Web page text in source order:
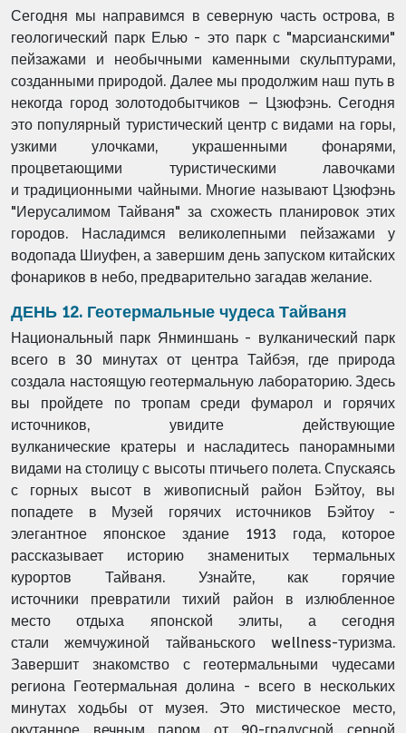
Сегодня мы направимся в северную часть острова, в
геологический парк Елью - это парк с "марсианскими"
пейзажами и необычными каменными скульптурами,
созданными природой. Далее мы продолжим наш путь в
некогда город золотодобытчиков – Цзюфэнь. Сегодня
это популярный туристический центр с видами на горы,
узкими улочками, украшенными фонарями,
процветающими туристическими лавочками
итрадиционными чайными. Многие называют Цзюфэнь
"Иерусалимом Тайваня" за схожесть планировок этих
городов. Насладимся великолепными пейзажами у
водопада Шиуфен, а завершим день запуском китайских
фонариков в небо, предварительно загадав желание.
ДЕНЬ 12. Геотермальные чудеса Тайваня
Национальный парк Янминшань - вулканический парк
всего в 30 минутах от центра Тайбэя, где природа
создала настоящую геотермальную лабораторию. Здесь
вы пройдете по тропам среди фумарол и горячих
источников, увидите действующие
вулканические кратеры и насладитесь панорамными
видами на столицу с высоты птичьего полета. Спускаясь
с горных высот в живописный район Бэйтоу, вы
попадете в Музей горячих источников Бэйтоу -
элегантное японское здание 1913 года, которое
рассказывает историю знаменитых термальных
курортов Тайваня. Узнайте, как горячие
источники превратили тихий район в излюбленное
место отдыха японской элиты, а сегодня
сталижемчужиной тайваньского wellness-туризма.
Завершит знакомство с геотермальными чудесами
региона Геотермальная долина - всего в нескольких
минутах ходьбы от музея. Это мистическое место,